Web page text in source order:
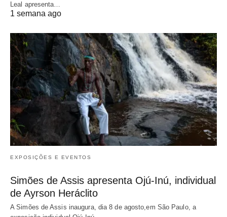
Leal apresenta…
1 semana ago
EXPOSIÇÕES E EVENTOS
Simões de Assis apresenta Ojú-Inú, individual
de Ayrson Heráclito
A Simões de Assis inaugura, dia 8 de agosto,em São Paulo, a